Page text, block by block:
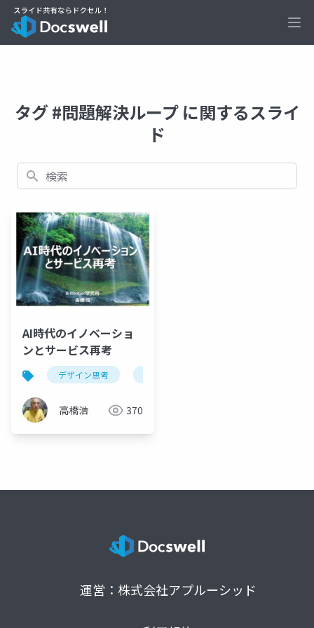
タグ #問題解決ループ に関するスライ
ド
検索
AI時代のイノベーショ
ンとサービス再考
デザイン思考
高橋浩 370
運営：株式会社アプルーシッド